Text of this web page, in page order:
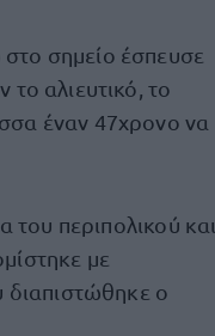
σημείο έσπευσε
το αλιευτικό, το
έναν 47χρονο να
περιπολικού και
με
διαπιστώθηκε ο